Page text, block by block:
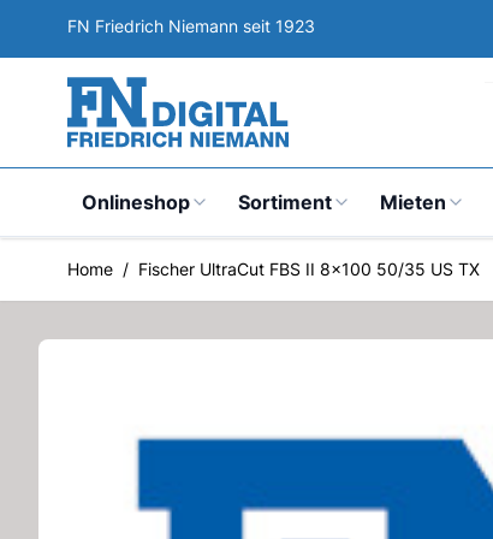
Direkt zum Inhalt
FN Friedrich Niemann seit 1923
Onlineshop Sortiment Mieten
Home / Fischer UltraCut FBS II 8x100 50/35 US TX